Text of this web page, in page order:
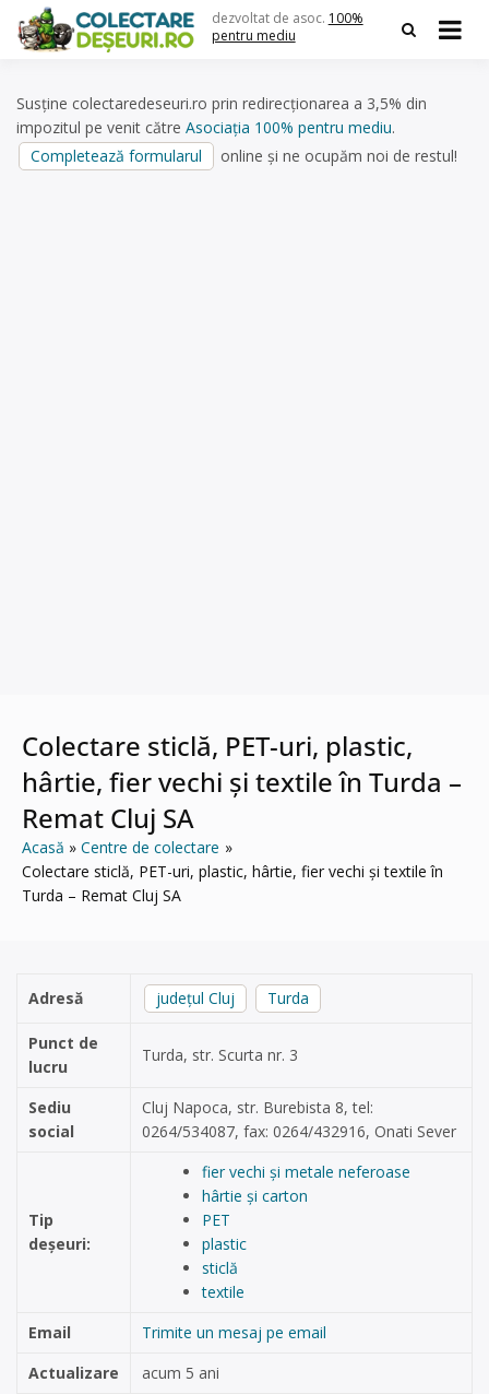
content
dezvoltat de asoc. 100%
pentru mediu
Susține colectaredeseuri.ro prin redirecționarea a 3,5% din
impozitul pe venit către Asociația 100% pentru mediu.
Completează formularul
online și ne ocupăm noi de restul!
Colectare sticlă, PET-uri, plastic,
hârtie, fier vechi și textile în Turda –
Remat Cluj SA
Acasă
Centre de colectare
Colectare sticlă, PET-uri, plastic, hârtie, fier vechi și textile în
Turda – Remat Cluj SA
Adresă județul Cluj Turda
Punct de
lucru
Turda, str. Scurta nr. 3
Sediu
social
Cluj Napoca, str. Burebista 8, tel:
0264/534087, fax: 0264/432916, Onati Sever
Tip
deșeuri:
fier vechi și metale neferoase
hârtie și carton
PET
plastic
sticlă
textile
Email
Trimite un mesaj pe email
Actualizare
acum 5 ani